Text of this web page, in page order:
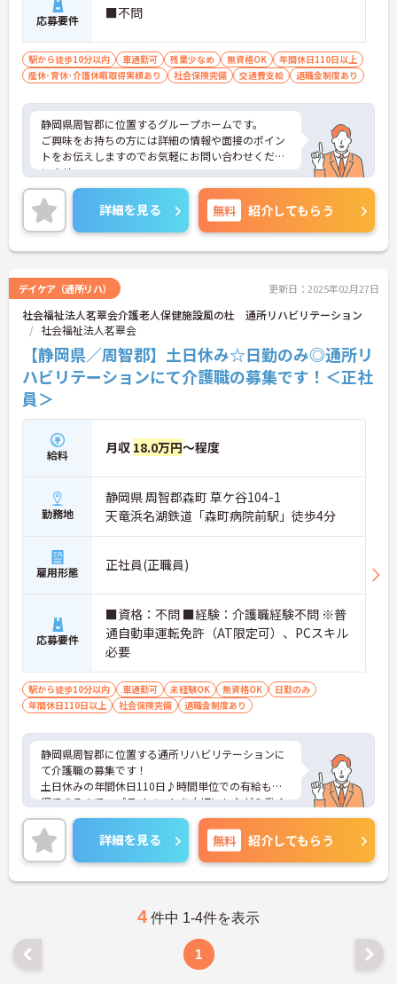
応募要件 ■不問
駅から徒歩10分以内 車通勤可 残業少なめ 無資格OK
年間休日110日以上
産休･育休･介護休暇取得実績あり
社会保険完備 交通費支給 退職金制度あり
静岡県周智郡に位置するグループホームです。
ご興味をお持ちの方には詳細の情報や面接のポイン
トをお伝えしますのでお気軽にお問い合わせくださ
いませ。
詳細を見る 無料 紹介してもらう
デイケア（通所リハ） 更新日：2025年02月27日
社会福祉法人茗翠会介護老人保健施設風の杜 通所リハビリテーション
社会福祉法人茗翠会
【静岡県／周智郡】土日休み☆日勤のみ◎通所リ
ハビリテーションにて介護職の募集です！＜正社
員＞
給料 月収 18.0万円～程度
勤務地
静岡県 周智郡森町 草ケ谷104-1
天竜浜名湖鉄道「森町病院前駅」徒歩4分
雇用形態 正社員(正職員)
応募要件
■資格：不問 ■経験：介護職経験不問 ※普
通自動車運転免許（AT限定可）、PCスキル
必要
駅から徒歩10分以内 車通勤可 未経験OK 無資格OK
日勤のみ
年間休日110日以上
社会保険完備 退職金制度あり
静岡県周智郡に位置する通所リハビリテーションに
て介護職の募集です！
土日休みの年間休日110日♪時間単位での有給も取
得できるので、プライベートを大切にしながら働く
ことができる環境です。
ご興味ある方には、面接対策ポイントなど、さらに
詳細をお話しいたしますのでお気軽にご相談くださ
い！
詳細を見る 無料 紹介してもらう
4 件中 1-4件を表示
1